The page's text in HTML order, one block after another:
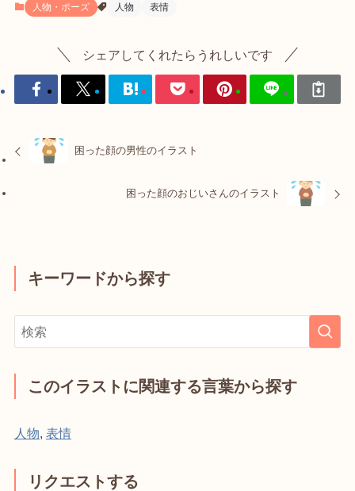
人物・ポーズ 人物 表情
シェアしてくれたらうれしいです
困った顔の男性のイラスト
困った顔のおじいさんのイラスト
キーワードから探す
このイラストに関連する言葉から探す
人物 表情
リクエストする